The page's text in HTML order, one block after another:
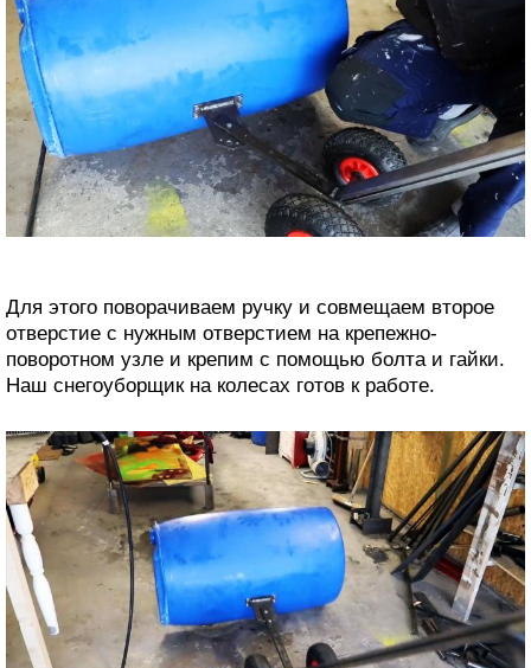
Для этого поворачиваем ручку и совмещаем второе
отверстие с нужным отверстием на крепежно-
поворотном узле и крепим с помощью болта и гайки.
Наш снегоуборщик на колесах готов к работе.